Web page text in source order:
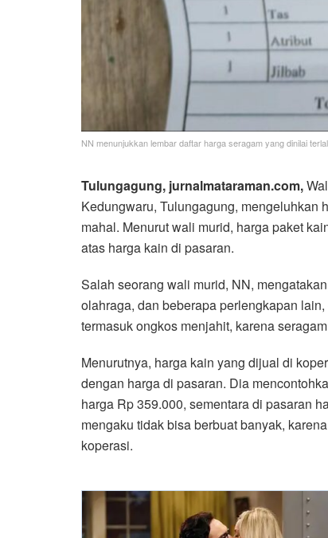
NN menunjukkan lembar daftar harga seragam yang dinilai
Tulungagung, jurnalmataraman.com,
Kedungwaru, Tulungagung, mengeluhkan
mahal. Menurut wali murid, harga paket
atas harga kain di pasaran.
Salah seorang wali murid, NN,
olahraga, dan beberapa perlengkapan
termasuk ongkos menjahit, karena
Menurutnya, harga kain yang dijual di
dengan harga di pasaran. Dia
harga Rp 359.000, sementara di pasaran
mengaku tidak bisa berbuat banyak,
koperasi.